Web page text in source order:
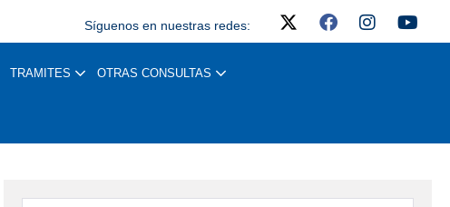
Síguenos en nuestras redes:
TRAMITES OTRAS CONSULTAS